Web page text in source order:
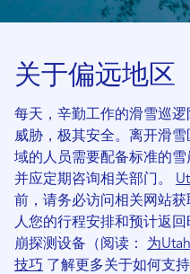
关于偏远地区
每天，辛勤工作的滑雪巡
威胁，极其安全。离开滑
域的人员需要配备标准的雪
并应定期咨询相关部门。
前，请务必访问相关网站
人您的行程安排和预计返
崩探测设备（阅读： 为
技巧 了解更多关于如何支